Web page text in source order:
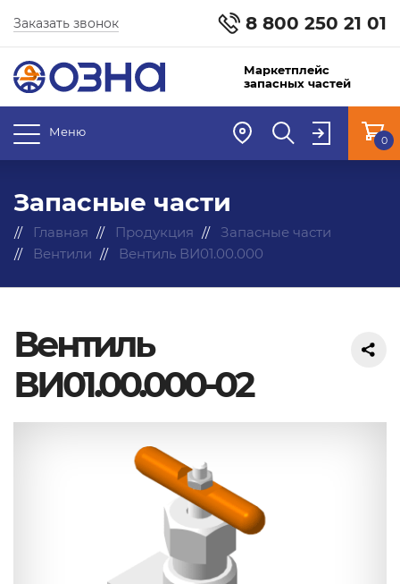
8 800 250 21 01
Заказать звонок
Маркетплейс
запасных частей
Меню
0
Запасные части
Главная Продукция
Запасные части
Вентили
Вентиль ВИ01.00.000
Вентиль
ВИ01.00.000-02